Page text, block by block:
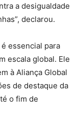
a desigualdade
declarou.
essencial para
escala global. Ele
à Aliança Global
de destaque da
o fim de